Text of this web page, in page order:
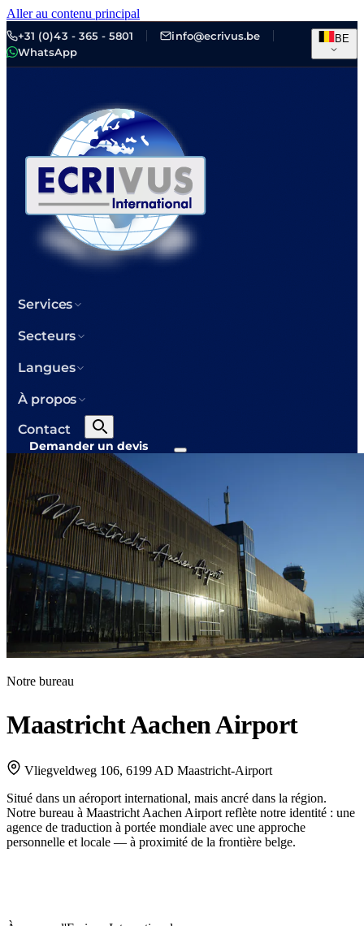
Aller au contenu principal
+31 (0)43 - 365 - 5801
info@ecrivus.be
WhatsApp
BE
Services
Secteurs
Langues
À propos
Contact
Demander un devis
Notre bureau
Maastricht Aachen Airport
Vliegveldweg 106, 6199 AD Maastricht-Airport
Situé dans un aéroport international, mais ancré dans la région.
Notre bureau à Maastricht Aachen Airport reflète notre identité : une
agence de traduction à portée mondiale avec une approche
personnelle et locale — à proximité de la frontière belge.